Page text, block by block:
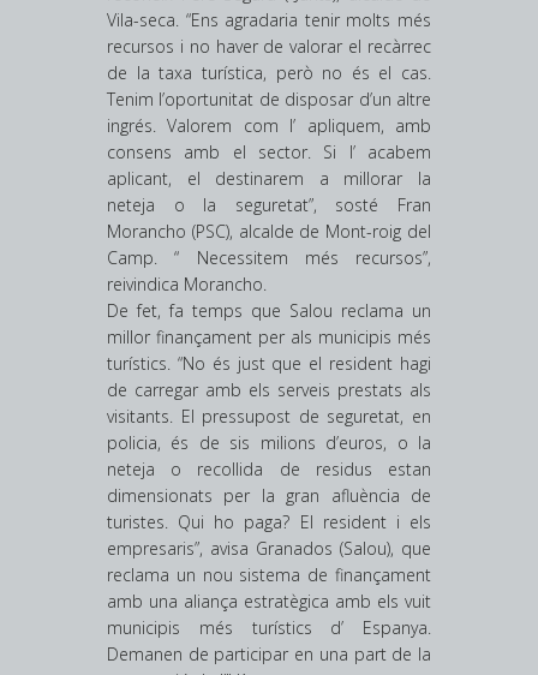
Vila-seca. “Ens agradaria tenir molts més
recursos i no haver de valorar el recàrrec
de la taxa turística, però no és el cas.
Tenim l’oportunitat de disposar d’un altre
ingrés. Valorem com l’ apliquem, amb
consens amb el sector. Si l’ acabem
aplicant, el destinarem a millorar la
neteja o la seguretat”, sosté Fran
Morancho (PSC), alcalde de Mont-roig del
Camp. “ Necessitem més recursos”,
reivindica Morancho.
De fet, fa temps que Salou reclama un
millor finançament per als municipis més
turístics. “No és just que el resident hagi
de carregar amb els serveis prestats als
visitants. El pressupost de seguretat, en
policia, és de sis milions d’euros, o la
neteja o recollida de residus estan
dimensionats per la gran afluència de
turistes. Qui ho paga? El resident i els
empresaris”, avisa Granados (Salou), que
reclama un nou sistema de finançament
amb una aliança estratègica amb els vuit
municipis més turístics d’ Espanya.
Demanen de participar en una part de la